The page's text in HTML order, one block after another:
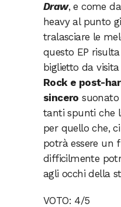
Draw, e come
heavy al punto
tralasciare le
questo EP
biglietto da
Rock e post-
sincero suonato
tanti spunti che
per quello che,
potrà essere un
difficilmente
agli occhi della
VOTO: 4/5